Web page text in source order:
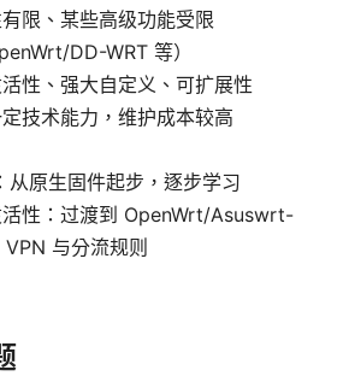
限、某些高级功能受限
DD-WRT 等）
性、强大自定义、可扩展性
技术能力，维护成本较高
从原生固件起步，逐步学习
性：过渡到 OpenWrt/Asuswrt-
与分流规则